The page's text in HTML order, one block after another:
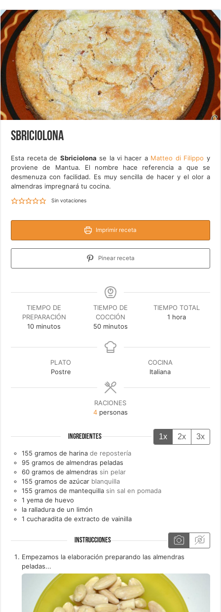
Sbriciolona
Esta receta de Sbriciolona se la vi hacer a Matteo di Filippo y
proviene de Mantua. El nombre hace referencia a que se
desmenuza con facilidad. Es muy sencilla de hacer y el olor a
almendras impregnará tu cocina.
Sin votaciones
Imprimir receta
Pinear receta
TIEMPO DE
PREPARACIÓN
10minutos
minutos
TIEMPO DE
COCCIÓN
50minutos
minutos
TIEMPO TOTAL
1 hora
hora
PLATO
Postre
COCINA
Italiana
RACIONES
4 personas
INGREDIENTES 1x 2x 3x
155 gramos de harina de repostería
95 gramos de almendras peladas
60 gramos de almendras sin pelar
155 gramos de azúcar blanquilla
155 gramos de mantequilla sin sal en pomada
1 yema de huevo
la ralladura de un limón
1 cucharadita de extracto de vainilla
INSTRUCCIONES
Empezamos la elaboración preparando las almendras
peladas...